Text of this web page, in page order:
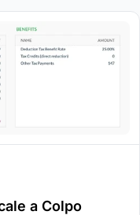
a Colpo